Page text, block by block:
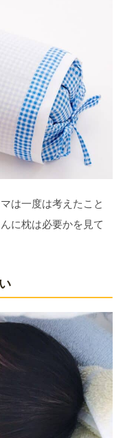
は一度は考えたこと
に枕は必要かを見て